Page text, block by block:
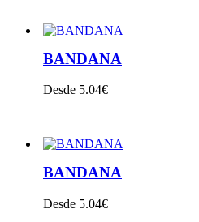
BANDANA
Desde 5.04€
BANDANA
Desde 5.04€